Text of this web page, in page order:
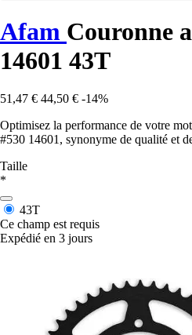
Afam Couronne
14601 43T
51,47 € 44,50 € -14%
Optimisez la performance de votre
#530 14601, synonyme de qualité et
Taille
*
43T
Ce champ est requis
Expédié en 3 jours